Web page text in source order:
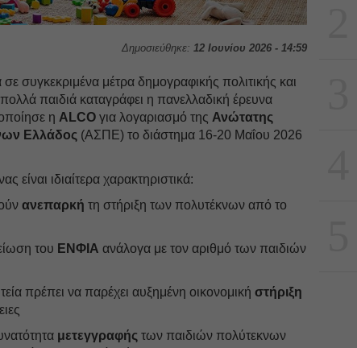
Δημοσιεύθηκε: 12 Ιουνίου 2026 - 14:59
συγκεκριμένα μέτρα δημογραφικής πολιτικής και
παιδιά καταγράφει η πανελλαδική έρευνα
η ALCO για λογαριασμό της Ανώτατης
Ελλάδος (ΑΣΠΕ) το διάστημα 16-20 Μαΐου 2026
είναι ιδιαίτερα χαρακτηριστικά:
ανεπαρκή τη στήριξη των πολυτέκνων από το
του ΕΝΦΙΑ ανάλογα με τον αριθμό των παιδιών
πρέπει να παρέχει αυξημένη οικονομικήστήριξη
μετεγγραφής των παιδιών πολύτεκνων